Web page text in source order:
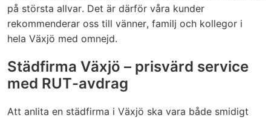
på största allvar. Det är därför våra kunder
rekommenderar oss till vänner, familj och kollegor i
hela Växjö med omnejd.
Städfirma Växjö – prisvärd service
med RUT-avdrag
Att anlita en städfirma i Växjö ska vara både smidigt